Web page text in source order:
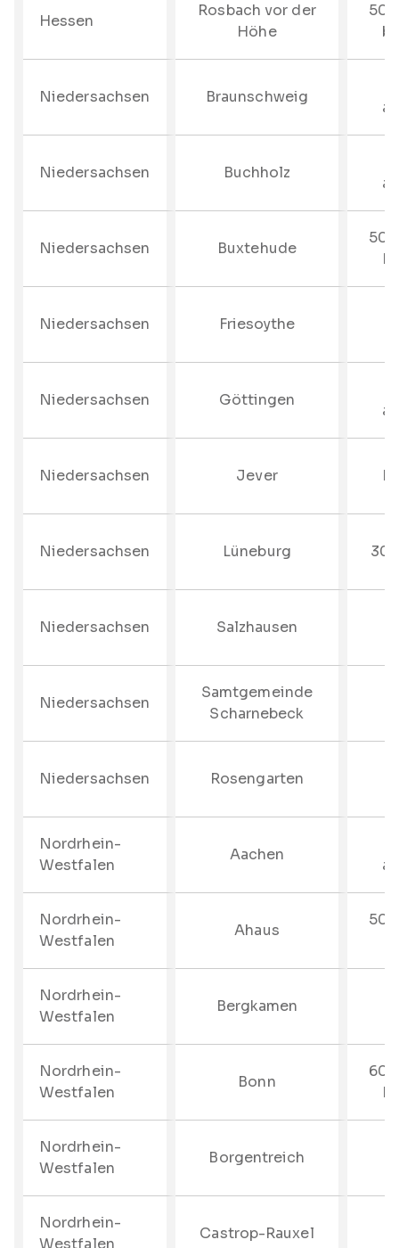
Hessen
Rosbach vor der
Höhe
Niedersachsen Braunschweig
Niedersachsen Buchholz
Niedersachsen Buxtehude
Niedersachsen Friesoythe
Niedersachsen Göttingen
Niedersachsen Jever
Niedersachsen Lüneburg
Niedersachsen Salzhausen
Niedersachsen
Samtgemeinde
Scharnebeck
Niedersachsen Rosengarten
Nordrhein-
Westfalen
Aachen
Nordrhein-
Westfalen
Ahaus
Nordrhein-
Westfalen
Bergkamen
Nordrhein-
Westfalen
Bonn
Nordrhein-
Westfalen
Borgentreich
Nordrhein-
Westfalen
Castrop-Rauxel